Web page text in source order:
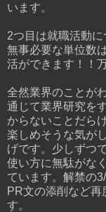
います。
2つ目は就職活動に
無事必要な単位数
活ができます！！
全然業界のことが
通じて業界研究を
からないことだら
楽しめそうな気が
げです。少しずつ
使い方に無駄がな
ています。解禁の
PR文の添削など
す。